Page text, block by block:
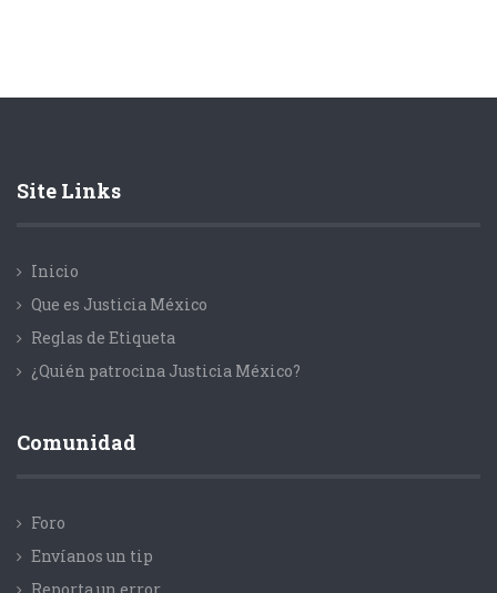
Site Links
Inicio
Que es Justicia México
Reglas de Etiqueta
¿Quién patrocina Justicia México?
Comunidad
Foro
Envíanos un tip